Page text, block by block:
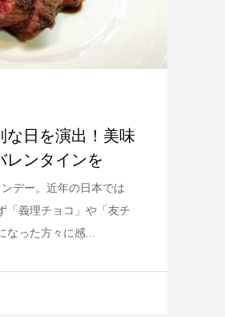
な日を演出！美味
レンタインを
デー。近年の日本では
「義理チョコ」や「友チ
なった方々に感...